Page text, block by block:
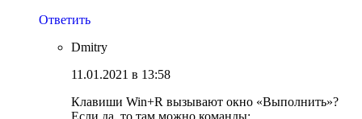
Ответить
Dmitry
11.01.2021 в 13:58
Клавиши Win+R вызывают окно «Выполнить»?
Если да, то там можно команды: